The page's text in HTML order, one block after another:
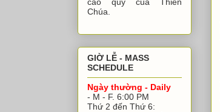
cao quý của Thiên
Chúa.
GIỜ LỄ - MASS
SCHEDULE
Ngày thường - Daily
- M - F. 6:00 PM
Thứ 2 đến Thứ 6: